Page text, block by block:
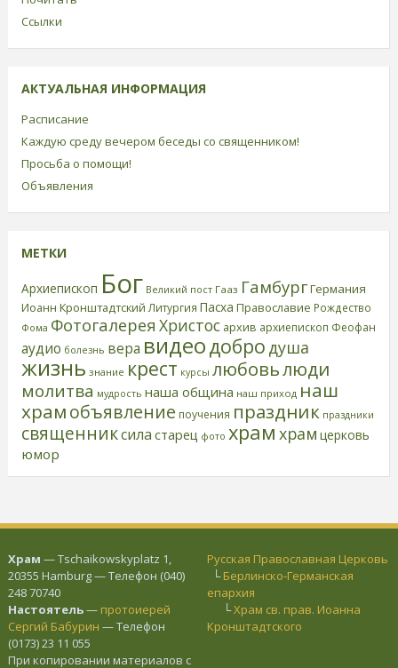
Ссылки
АКТУАЛЬНАЯ ИНФОРМАЦИЯ
Расписание
Каждую среду вечером беседы со священником!
Просьба о помощи!
Объявления
МЕТКИ
Архиепископ Бог Великий пост Гааз ГамбургГермания
Иоанн Кронштадтский Литургия Пасха Православие Рождество
Фома Фотогалерея Христос архив архиепископ Феофан
аудио болезнь вера видеодобро душа
жизнь знание крест курсы любовьлюди
молитва мудрость наша община наш приход наш
храмобъявление поучения праздник праздники
священниксила старец фото храм храм церковь
юмор
Храм — Tschaikowskyplatz 1,
20355 Hamburg — Телефон (040)
248 70740
Настоятель— протоиерей
Сергий Бабурин — Телефон
(0173) 23 11 055
При копировании материалов с
Русская Православная Церковь
└Берлинско-Германская
епархия
└Храм св. прав. Иоанна
Кронштадтского